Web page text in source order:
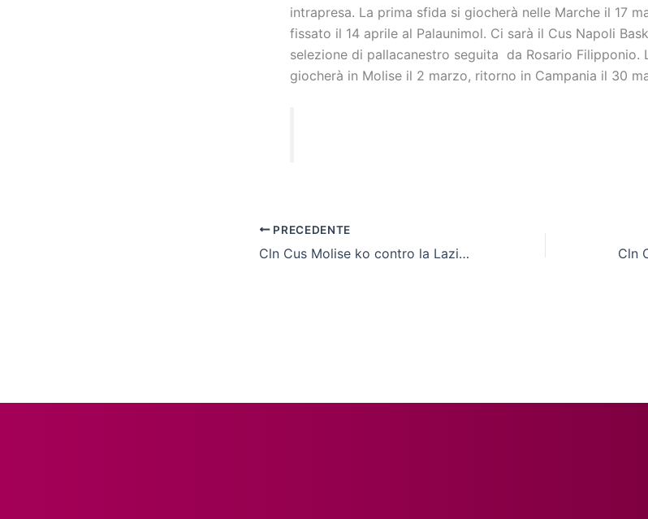
intrapresa. La prima sfida si giocherà nelle Marche il 17
fissato il 14 aprile al Palaunimol. Ci sarà il Cus Napoli
selezione di pallacanestro seguita da Rosario Filipponio.
giocherà in Molise il 2 marzo, ritorno in Campania il 30
PRECEDENTE
Cln Cus Molise ko contro la Lazio al Palatorrino